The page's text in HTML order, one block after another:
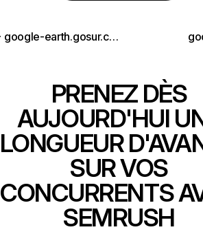
google-earth.gosur.com
PRENEZ DÈS
AUJOURD'HUI
LONGUEUR
SUR VOS
CONCURRENTS
SEMRUSH